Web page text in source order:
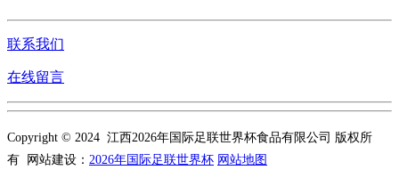
联系我们
在线留言
Copyright © 2024 江西2026年国际足联世界杯食品有限公司 版权所
有 网站建设： 2026年国际足联世界杯 网站地图